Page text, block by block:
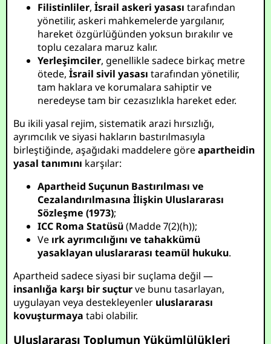
Filistinliler,İsrail askeri yasası tarafından
yönetilir, askeri mahkemelerde yargılanır,
hareket özgürlüğünden yoksun bırakılır ve
toplu cezalara maruz kalır.
Yerleşimciler, genellikle sadece birkaç metre
ötede,İsrail sivil yasası tarafından yönetilir,
tam haklara ve korumalara sahiptir ve
neredeyse tam bir cezasızlıkla hareket eder.
Bu ikili yasal rejim, sistematik arazi hırsızlığı,
ayrımcılık ve siyasi hakların bastırılmasıyla
birleştiğinde, aşağıdaki maddelere göreapartheidin
yasal tanımını karşılar:
Apartheid Suçunun Bastırılması ve
Cezalandırılmasına İlişkin Uluslararası
Sözleşme (1973);
ICC Roma Statüsü(Madde 7(2)(h));
Ve ırk ayrımcılığını ve tahakkümü
yasaklayan uluslararası teamül hukuku.
Apartheid sadece siyasi bir suçlama değil —
insanlığa karşı bir suçturve bunu tasarlayan,
uygulayan veya destekleyenler uluslararası
kovuşturmaya tabi olabilir.
Uluslararası Toplumun Yükümlülükleri